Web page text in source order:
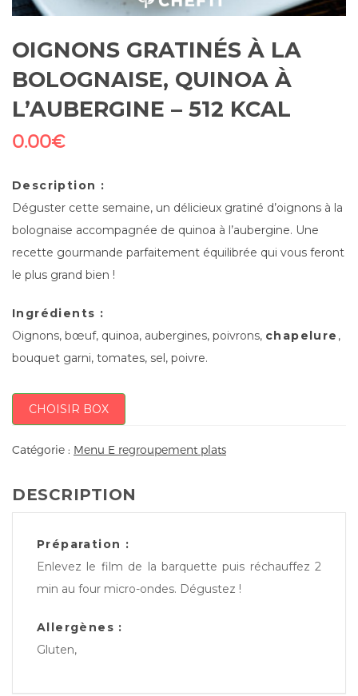
OIGNONS GRATINÉS À LA
BOLOGNAISE, QUINOA À
L’AUBERGINE – 512 KCAL
0.00€
Description :
Déguster cette semaine, un délicieux gratiné d’oignons à la
bolognaise accompagnée de quinoa à l’aubergine. Une
recette gourmande parfaitement équilibrée qui vous feront
le plus grand bien !
Ingrédients :
Oignons, bœuf, quinoa, aubergines, poivrons, chapelure ,
bouquet garni, tomates, sel, poivre.
CHOISIR BOX
Catégorie : Menu E regroupement plats
DESCRIPTION
Préparation :
Enlevez le film de la barquette puis réchauffez 2
min au four micro-ondes. Dégustez !
Allergènes :
Gluten,